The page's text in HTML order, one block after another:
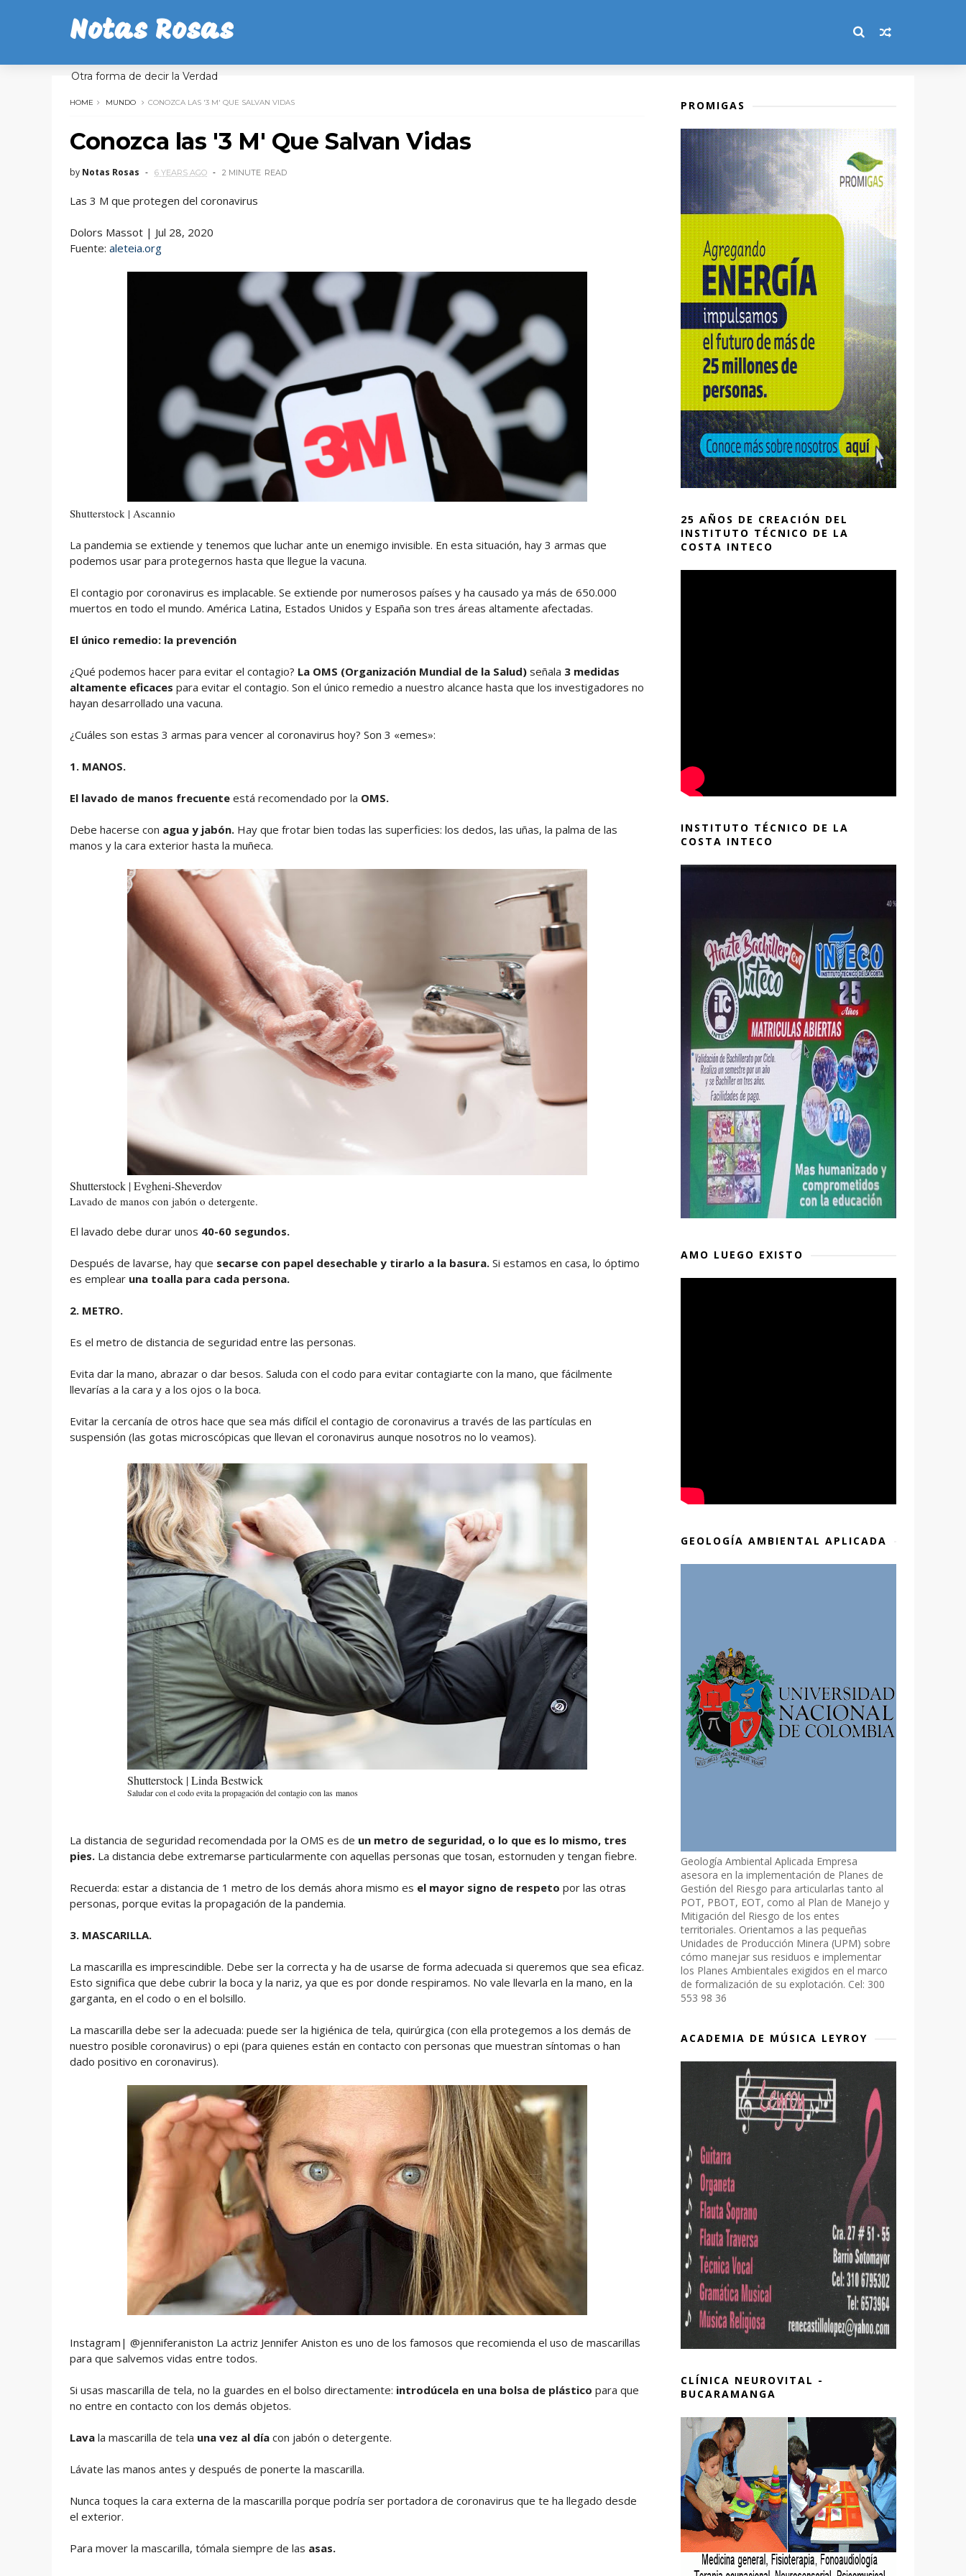
Notas Rosas
Otra forma de decir la Verdad
HOME MUNDO CONOZCA LAS '3 M' QUE SALVAN VIDAS
Conozca las '3 M' Que Salvan Vidas
by Notas Rosas 6 YEARS AGO 2 MINUTE READ
Las 3 M que protegen del coronavirus
Dolors Massot | Jul 28, 2020
Fuente: aleteia.org
Shutterstock | Ascannio
La pandemia se extiende y tenemos que luchar ante un enemigo invisible. En esta situación, hay 3 armas que
podemos usar para protegernos hasta que llegue la vacuna.
El contagio por coronavirus es implacable. Se extiende por numerosos países y ha causado ya más de 650.000
muertos en todo el mundo. América Latina, Estados Unidos y España son tres áreas altamente afectadas.
El único remedio: la prevención
¿Qué podemos hacer para evitar el contagio? La OMS (Organización Mundial de la Salud) señala 3 medidas
altamente eficaces para evitar el contagio. Son el único remedio a nuestro alcance hasta que los investigadores no
hayan desarrollado una vacuna.
¿Cuáles son estas 3 armas para vencer al coronavirus hoy? Son 3 «emes»:
1. MANOS.
El lavado de manos frecuente está recomendado por la OMS.
Debe hacerse con agua y jabón. Hay que frotar bien todas las superficies: los dedos, las uñas, la palma de las
manos y la cara exterior hasta la muñeca.
Shutterstock | Evgheni-Sheverdov
Lavado de manos con jabón o detergente.
El lavado debe durar unos 40-60 segundos.
Después de lavarse, hay que secarse con papel desechable y tirarlo a la basura. Si estamos en casa, lo óptimo
es emplear una toalla para cada persona.
2. METRO.
Es el metro de distancia de seguridad entre las personas.
Evita dar la mano, abrazar o dar besos. Saluda con el codo para evitar contagiarte con la mano, que fácilmente
llevarías a la cara y a los ojos o la boca.
Evitar la cercanía de otros hace que sea más difícil el contagio de coronavirus a través de las partículas en
suspensión (las gotas microscópicas que llevan el coronavirus aunque nosotros no lo veamos).
Shutterstock | Linda Bestwick
Saludar con el codo evita la propagación del contagio con las manos
La distancia de seguridad recomendada por la OMS es de un metro de seguridad, o lo que es lo mismo, tres
pies. La distancia debe extremarse particularmente con aquellas personas que tosan, estornuden y tengan fiebre.
Recuerda: estar a distancia de 1 metro de los demás ahora mismo es el mayor signo de respeto por las otras
personas, porque evitas la propagación de la pandemia.
3. MASCARILLA.
La mascarilla es imprescindible. Debe ser la correcta y ha de usarse de forma adecuada si queremos que sea eficaz.
Esto significa que debe cubrir la boca y la nariz, ya que es por donde respiramos. No vale llevarla en la mano, en la
garganta, en el codo o en el bolsillo.
La mascarilla debe ser la adecuada: puede ser la higiénica de tela, quirúrgica (con ella protegemos a los demás de
nuestro posible coronavirus) o epi (para quienes están en contacto con personas que muestran síntomas o han
dado positivo en coronavirus).
Instagram| @jenniferaniston La actriz Jennifer Aniston es uno de los famosos que recomienda el uso de mascarillas
para que salvemos vidas entre todos.
Si usas mascarilla de tela, no la guardes en el bolso directamente: introdúcela en una bolsa de plástico para que
no entre en contacto con los demás objetos.
Lava la mascarilla de tela una vez al día con jabón o detergente.
Lávate las manos antes y después de ponerte la mascarilla.
Nunca toques la cara externa de la mascarilla porque podría ser portadora de coronavirus que te ha llegado desde
el exterior.
Para mover la mascarilla, tómala siempre de las asas.
PROMIGAS
25 AÑOS DE CREACIÓN DEL
INSTITUTO TÉCNICO DE LA
COSTA INTECO
INSTITUTO TÉCNICO DE LA
COSTA INTECO
AMO LUEGO EXISTO
GEOLOGÍA AMBIENTAL APLICADA
Geología Ambiental Aplicada Empresa
asesora en la implementación de Planes de
Gestión del Riesgo para articularlas tanto al
POT, PBOT, EOT, como al Plan de Manejo y
Mitigación del Riesgo de los entes
territoriales. Orientamos a las pequeñas
Unidades de Producción Minera (UPM) sobre
cómo manejar sus residuos e implementar
los Planes Ambientales exigidos en el marco
de formalización de su explotación. Cel: 300
553 98 36
ACADEMIA DE MÚSICA LEYROY
CLÍNICA NEUROVITAL -
BUCARAMANGA